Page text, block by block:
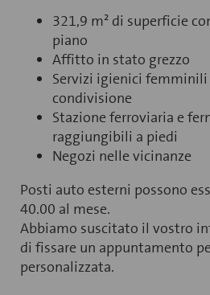
321,9 m² di superficie
piano
Affitto in stato grezzo
Servizi igienici
condivisione
Stazione ferroviaria e
raggiungibili a piedi
Negozi nelle vicinanze
Posti auto esterni possono
40.00 al mese.
Abbiamo suscitato il vostro
di fissare un appuntamento
personalizzata.